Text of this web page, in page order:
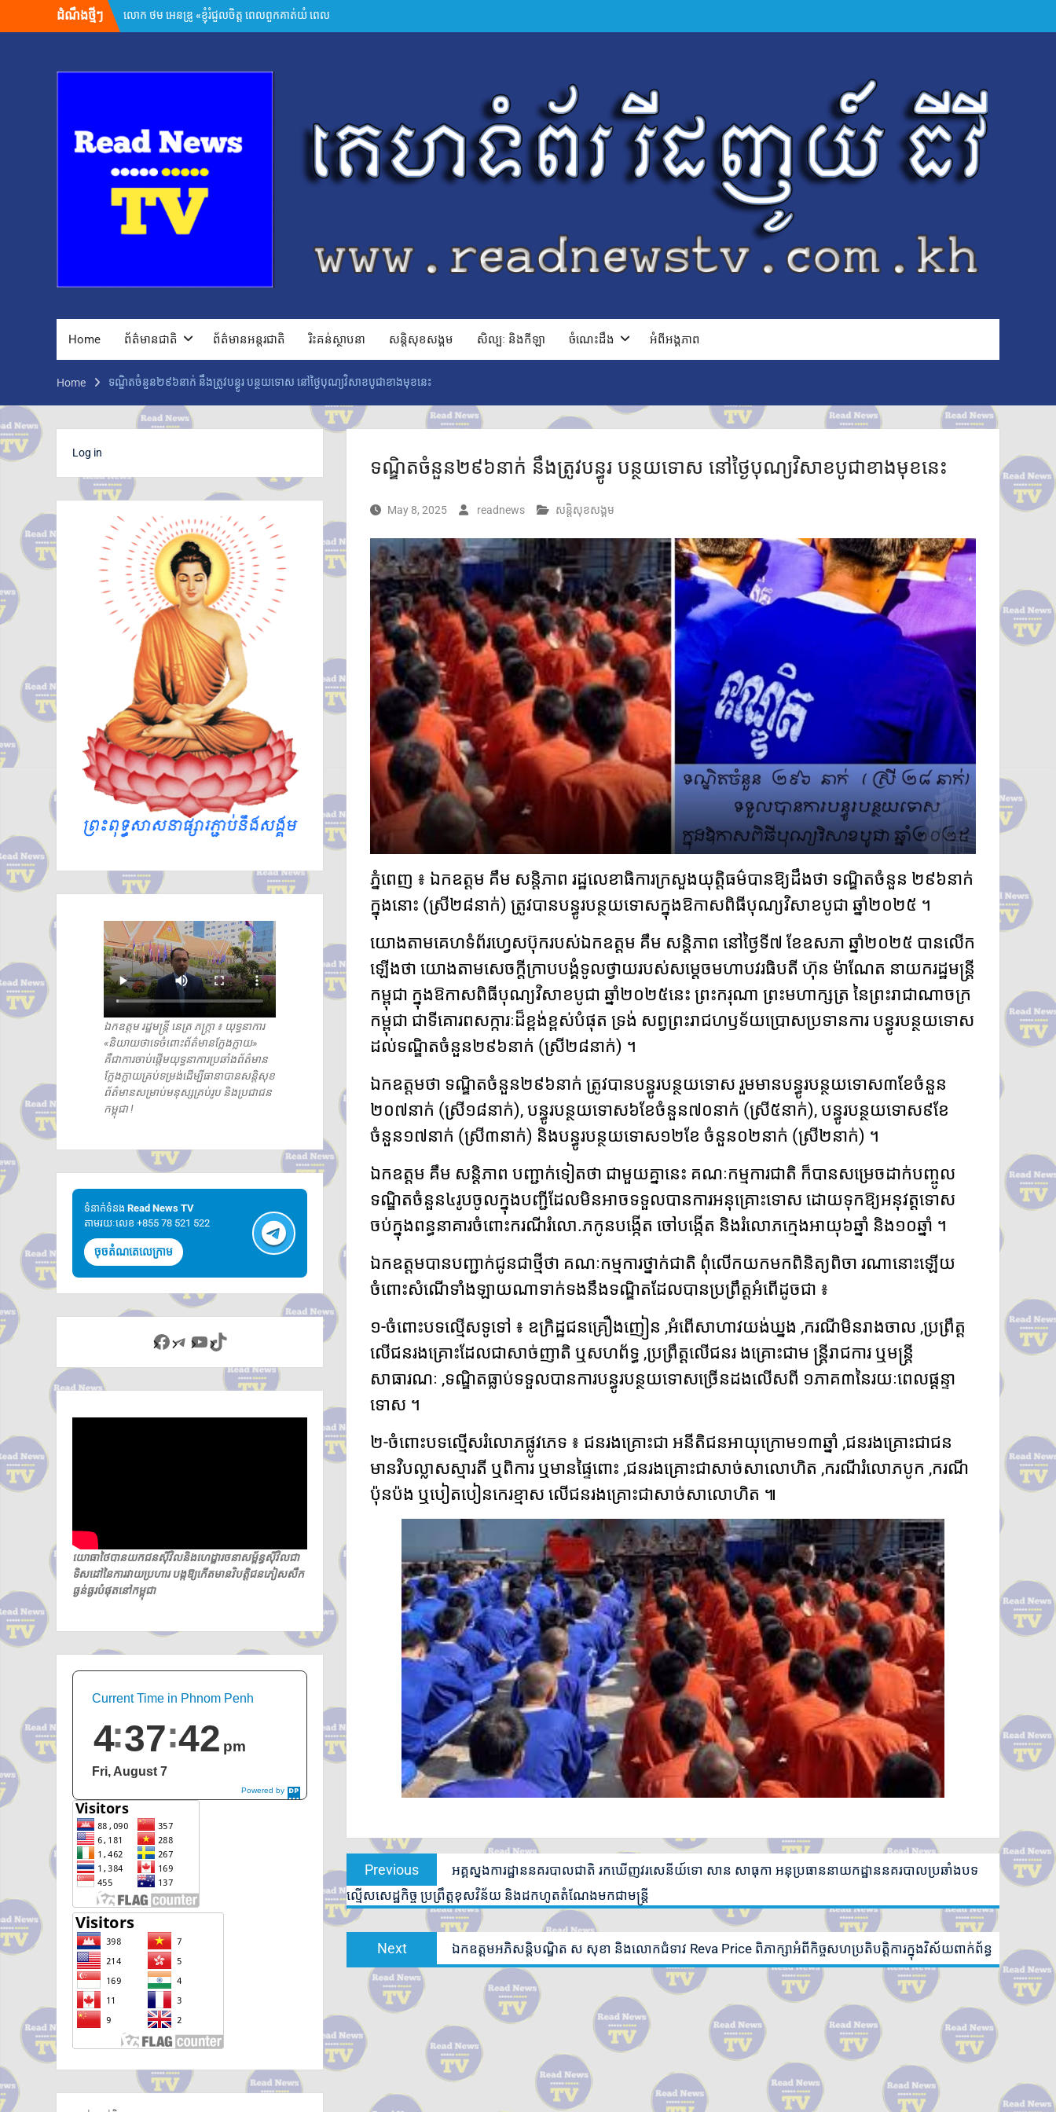
ដំណឹងថ្មីៗ
ដោយសារថៃគ្រប់គ្រង ពួកគាត់សមនឹងត្រឡប់ទៅផ្ទះ
វិញ»
រាជធានី-ខេត្ត ត្រូវក្លាយជាច្រកផ្តល់ព័ត៌មានផ្លូវការដ៏
បណ្ណសម្គាល់កម្មសិទ្ធិដីធ្លី
រដ្ឋមន្រ្តីក្រសួងមហាផ្ទៃ អំពាវនាវអង្គការ សមាគម ដៃគូ
អភិវឌ្ឍន៍ បន្តចូលរួមលើកកម្ពស់អភិវឌ្ឍន៍ជាតិ
ឯកឧត្តម ស៊ុន ចាន់ថុល បញ្ជាក់ថា អត្រាពន្ធថ្មីចំនួន
១០% ដែលសហរដ្ឋអាមេរិកដាក់លើកម្ពុជា មិនមែនយក
ទៅបូកបន្ថែមលើអត្រា ១៩% នោះទេ
លោក ហ្សេលេនស្គី អះអាងថា រុស្ស៊ីគ្រោងនាំទាហានកូរ៉េ
ខាងជើង ៣០,០០០នាក់បន្ថែម មកចូលរួមក្នុងសង្គ្រាម
ប្រព័ន្ធច្ចេកវិទ្យា២៦៨ករណីត្រូវបញ្ជូនទៅតុលាការ និង
២៤ កក្កដា ២០២៦៖ ខួប ១ ឆ្នាំ នៃការចងចាំអំពីការ
ចាប់ផ្តើមជម្លោះប្រដាប់អាវុធ និងការប្តេជ្ញាចិត្តរក្សា
សន្តិសុខ
ប្រឡងសញ្ញាបត្រមធ្យមសិក្សាទុតិយភូមិ សម័យ
ប្រឡង៖១០ សីហ ២០២៦ មានបេក្ខជនចុះឈ្មោះ
ស្តែងនៅតាមព្រំដែនកម្ពុជា-ថៃ ក្នុងខេត្តបន្ទាយ
មានជ័យ
លោកជំទាវបណ្ឌិត ពេជ ចន្ទមុន្នី ហ៊ុនម៉ាណែត អញ្ជើញ
ប្រគល់ផ្ទះថ្មី ៣ខ្នង ជូនក្រុមគ្រួសារវីរកងទ័ពពលីនៅ
ខេត្តកណ្តាល
ក្រសួងបរិស្ថាន ស្នើឱ្យរដ្ឋបាលរាជធានី-ខេត្ត អនុវត្ត
ច្បាប់តឹងរ៉ឹងលើការហាមនាំចូលសំណល់អាគុយ និង
បរិក្ខារអេឡិចត្រូនិកប្រើប្រាស់រួច
អាជ្ញាធរខេត្តបន្ទាយមានជ័យ រៀបចំការចាប់ឆ្នោត
ជ្រើសរើសតូបលក់ដូរ សម្រាប់អាជីវករភៀសសឹក នៅ
ភូមិរង់ចាំ ជំហានដំបូងប្រមាណ៣០០តូប
លោក ទូច សុឃៈ បញ្ជាក់ថា៖ យុវតីសិង្ហបុរី មក កម្ពុជា
ដោយសារបញ្ហាគ្រួសារ មិនមែនជាករណីជួញដូរមនុស្ស
Home ព័ត៌មានជាតិ ព័ត៌មានអន្តរជាតិ រិះគន់ស្ថាបនា សន្តិសុខសង្គម សិល្បៈ និងកីឡា ចំណេះដឹង អំពីអង្គភាព
Home ទណ្ឌិត​ចំនួន​២៩៦​នាក់​ នឹង​ត្រូវ​​បន្ធូរ ​បន្ថយទោស​ ​​នៅ​ថ្ងៃ​បុណ្យ​វិសាខបូជាខាងមុខនេះ
ទណ្ឌិត​ចំនួន​២៩៦​នាក់​ នឹង​ត្រូវ​​បន្ធូរ ​បន្ថយទោស​ ​​នៅ​ថ្ងៃ​បុណ្យ​វិសាខបូជាខាងមុខនេះ
May 8, 2025 readnews សន្តិសុខសង្គម
ភ្នំពេញ ៖ ឯកឧត្តម គឹ​ម សន្តិភាព រដ្ឋលេខាធិការ​ក្រសួងយុត្តិធម៌​បានឱ្យ​ដឹង​ថា ទណ្ឌិត​ចំនួន ២៩៦​នាក់
ក្នុង​នោះ (​ស្រី​២៨​នាក់​) ត្រូវ​បាន​បន្ធូរ​បន្ថយទោស​ក្នុង​ឱកាស​ពិធីបុណ្យ​វិសាខបូជា ឆ្នាំ​២០២៥ ។
យោង​តាម​គេហទំព័រ​ហ្វេ​ស​ប៊ុ​ក​របស់​ឯកឧត្តម គឹ​ម សន្ដិភាព នៅ​ថ្ងៃ​ទី​៧ ខែឧសភា ឆ្នាំ​២០២៥ បាន​លើក​
ឡើង​ថា យោង​តាម​សេចក្តី​ក្រាប​បង្គំ​ទូល​ថ្វាយ​របស់​សម្តេច​មហា​បវរ​ធិ​បតី ហ៊ុន ម៉ា​ណែ​ត នាយក​រដ្ឋមន្ត្រី​
កម្ពុជា ក្នុង​ឱកាស​ពិធីបុណ្យ​វិសាខបូជា ឆ្នាំ​២០២៥​នេះ ព្រះករុណា ព្រះមហាក្សត្រ នៃ​ព្រះរាជាណាចក្រ​
កម្ពុជា ជាទី​គោរព​សក្ការៈ​ដ៏​ខ្ពង់ខ្ពស់​បំផុត ទ្រង់ សព្វព្រះរាជហឫទ័យ​ប្រោស​ប្រទាន​ការ បន្ធូរ​បន្ថយទោស​
ដល់​ទណ្ឌិត​ចំនួន​២៩៦​នាក់ (​ស្រី​២៨​នាក់​) ។
ឯកឧត្តម​ថា ទណ្ឌិត​ចំនួន​២៩៦​នាក់ ត្រូវ​បាន​បន្ធូរ​បន្ថយទោស រួម​មាន​បន្ធូរ​បន្ថយទោស​៣​ខែ​ចំនួន
២០៧​នាក់ (​ស្រី​១៨​នាក់​), បន្ធូរ​បន្ថយទោស​៦​ខែ​ចំនួន​៧០​នាក់ (​ស្រី​៥​នាក់​), បន្ធូរ​បន្ថយទោស​៩​ខែ
ចំនួន​១៧​នាក់ (​ស្រី​៣​នាក់​) និង​បន្ធូរ​បន្ថយទោស​១២​ខែ ចំនួន​០២​នាក់ (​ស្រី​២​នាក់​) ។
ឯកឧត្តម គឹ​ម សន្តិភាព បញ្ជាក់​ទៀត​ថា ជាមួយ​គ្នា​នេះ គណៈកម្មការ​ជាតិ ក៏​បាន​សម្រេច​ដាក់​បញ្ចូល
ទណ្ឌិត​ចំនួន​៤​រូប​ចូល​ក្នុង​បញ្ជី​ដែល​មិន​អាច​ទទួល​បានការ​អនុគ្រោះ​ទោស ដោយ​ទុក​ឱ្យ​អនុវត្ត​ទោស​
ចប់​ក្នុង​ពន្ធនាគារ​ចំពោះ​ករណី​រំ​លោ​.​ភ​កូនបង្កើត ចៅ​បង្កើត និង​រំលោភ​ក្មេង​អាយុ​៦​ឆ្នាំ និង​១០​ឆ្នាំ ។
ឯកឧត្តម​បាន​បញ្ជាក់​ជូន​ជា​ថ្មី​ថា គណៈកម្មការ​ថ្នាក់​ជាតិ ពុំ​លើកយក​មក​ពិនិត្យ​ពិ​ចា រណា​នោះ​ឡើយ
ចំពោះ​សំណើ​ទាំងឡាយ​ណា​ទាក់ទង​នឹង​ទណ្ឌិត​ដែល​បាន​ប្រព្រឹត្ត​អំពើ​ដូច​ជា ៖
១-​ចំពោះ​បទល្មើស​ទូទៅ ៖ ឧក្រិដ្ឋជន​គ្រឿងញៀន ,​អំពើ​សាហាវយង់ឃ្នង ,​ករណី​មិន​រាងចាល ,​ប្រព្រឹត្ត​
លើ​ជន​រង​គ្រោះ​ដែល​ជា​សាច់ញាតិ ឬ​សហ​ព័ទ្ធ ,​ប្រព្រឹត្ត​លើ​ជនរ ង​គ្រោះ​ជាម ន្ត្រី​រាជការ ឬ​មន្ត្រី​
សាធារណៈ ,​ទណ្ឌិត​ធ្លាប់​ទទួល​បានការ​បន្ធូរ​បន្ថយទោស​ច្រើន​ដង​លើស​ពី ១​ភាគ​៣​នៃ​រយៈពេល​ផ្តន្ទា
ទោស ។
២-​ចំពោះ​បទល្មើស​រំលោភ​ផ្លូវភេទ ៖ ជន​រង​គ្រោះជា អនីតិជន​អាយុ​ក្រោម​១៣​ឆ្នាំ ,​ជន​រង​គ្រោះជា​ជន​
មាន​វិបល្លាស​ស្មារតី ឬ​ពិការ ឬ​មាន​ផ្ទៃពោះ ,​ជន​រង​គ្រោះជា​សាច់សាលោហិត ,​ករណី​រំលោភ​បូក ,​ករណី​
ប៉ុនប៉ង ឬ​បៀតបៀន​កេរ​ខ្មាស លើ​ជន​រង​គ្រោះជា​សាច់សាលោហិត ៕
Post
navigation
Previous
post:
អគ្គស្នងការដ្ឋាននគរបាលជាតិ រកឃើញវរសេនីយ៍ទោ សាន សាធុកា អនុប្រធាននាយកដ្ឋាននគរបាលប្រឆាំងបទ
ល្មើសសេដ្ឋកិច្ច ប្រព្រឹត្តខុសវិន័យ និងដកហូតតំណែងមកជាមន្ដ្រី
Next
Next
post:
ឯកឧត្ដមអភិសន្តិបណ្ឌិត ស សុខា និងលោកជំទាវ Reva Price ពិភាក្សាអំពីកិច្ចសហប្រតិបត្តិការក្នុងវិស័យពាក់ព័ន្ធ
Log in
ឯកឧត្តម រដ្ឋមន្ត្រី នេត្រ ភក្រ្តា ៖ យុទ្ធនាការ
«និយាយថាទេចំពោះព័ត៌មានក្លែងក្លាយ»
គឺជាការចាប់ផ្តើមយុទ្ធនាការប្រឆាំងព័ត៌មាន
ក្លែងក្លាយគ្រប់ទម្រង់ដើម្បីធានាបានសន្តិសុខ
ព័ត៌មានសម្រាប់មនុស្សគ្រប់រូប និងប្រជាជន
កម្ពុជា !
ទំនាក់ទំនង​​ Read News TV
តាមរយៈលេខ +855 78 521 522
ចុចតំណតេលេក្រាម
Facebook
Telegram
YouTube
TikTok
យោធាថៃបានយកជនស៊ីវិលនិងហេដ្ឋារចនាសម្ព័ន្ធស៊ីវិលជា
ទិសដៅនៃការវាយប្រហារ បង្កឱ្យកើតមានវិបត្តិជនភៀសសឹក
ធ្ងន់ធ្ងរបំផុតនៅកម្ពុជា
Powered by
DaysPedia.c
Current Time in Phnom Penh
4 37 43 pm
Fri, August 7